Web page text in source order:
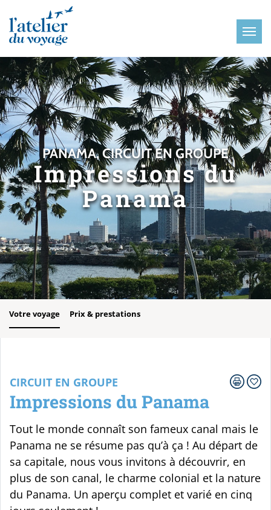
PANAMA, CIRCUIT EN GROUPE
Impressions du
Panama
Votre voyage Prix & prestations
CIRCUIT EN GROUPE
Impressions du Panama
Tout le monde connaît son fameux canal mais le
Panama ne se résume pas qu’à ça ! Au départ de
sa capitale, nous vous invitons à découvrir, en
plus de son canal, le charme colonial et la nature
du Panama. Un aperçu complet et varié en cinq
Panneau de gestion des cookies